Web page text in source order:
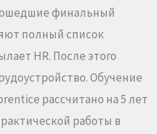
финальный
полный список
HR. После этого
Обучение
рассчитано на 5 лет
работы в